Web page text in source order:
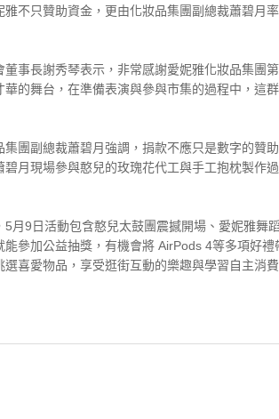
雅不只贊助資金，更由化妝品集團副總裁蕭碧月
董事長謝秀琴表示，非常感謝愛妮雅化妝品集團
華的舞台，在準備表演與參與市集的過程中，這
集團副總裁蕭碧月強調，捐款不應只是數字的贊
碧月現場參與憨兒的玫瑰花代工與手工抱枕製作
5月9日活動包含憨兒太鼓團震撼開場、愛妮雅舞
能參加公益抽獎，有機會將 AirPods 4等多項好
選喜愛物品，享受逛街互動的樂趣與學習自主消費